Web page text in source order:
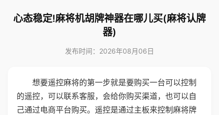
心态稳定!麻将机胡牌神器在哪儿买(麻将认牌
器)
发布时间：2026年08月06日
想要遥控麻将的第一步就是要购买一台可以控制
的遥控，可以联系客服，会给你购买渠道，也可以自
己通过电商平台购买。遥控是通过主板来控制麻将牌